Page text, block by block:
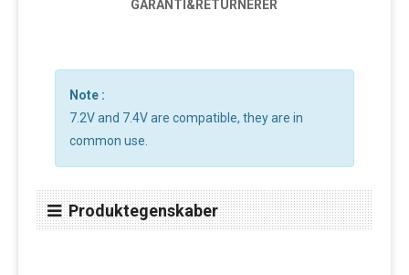
GARANTI&RETURNERER
Note :
7.2V and 7.4V are compatible, they are in
common use.
Produktegenskaber